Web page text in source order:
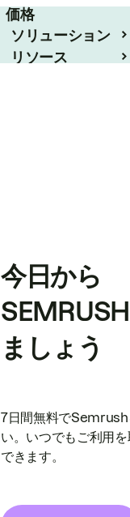
価格
ソリューション
リソース
今日から
ましょう
7日間無料でSemrush
い。いつでもご利用
できます。